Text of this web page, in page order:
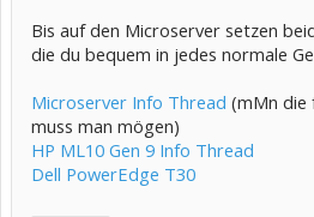
Bis auf den Microserver setzen
die du bequem in jedes normale
Microserver Info Thread (mMn die
muss man mögen)
HP ML10 Gen 9 Info Thread
Dell PowerEdge T30